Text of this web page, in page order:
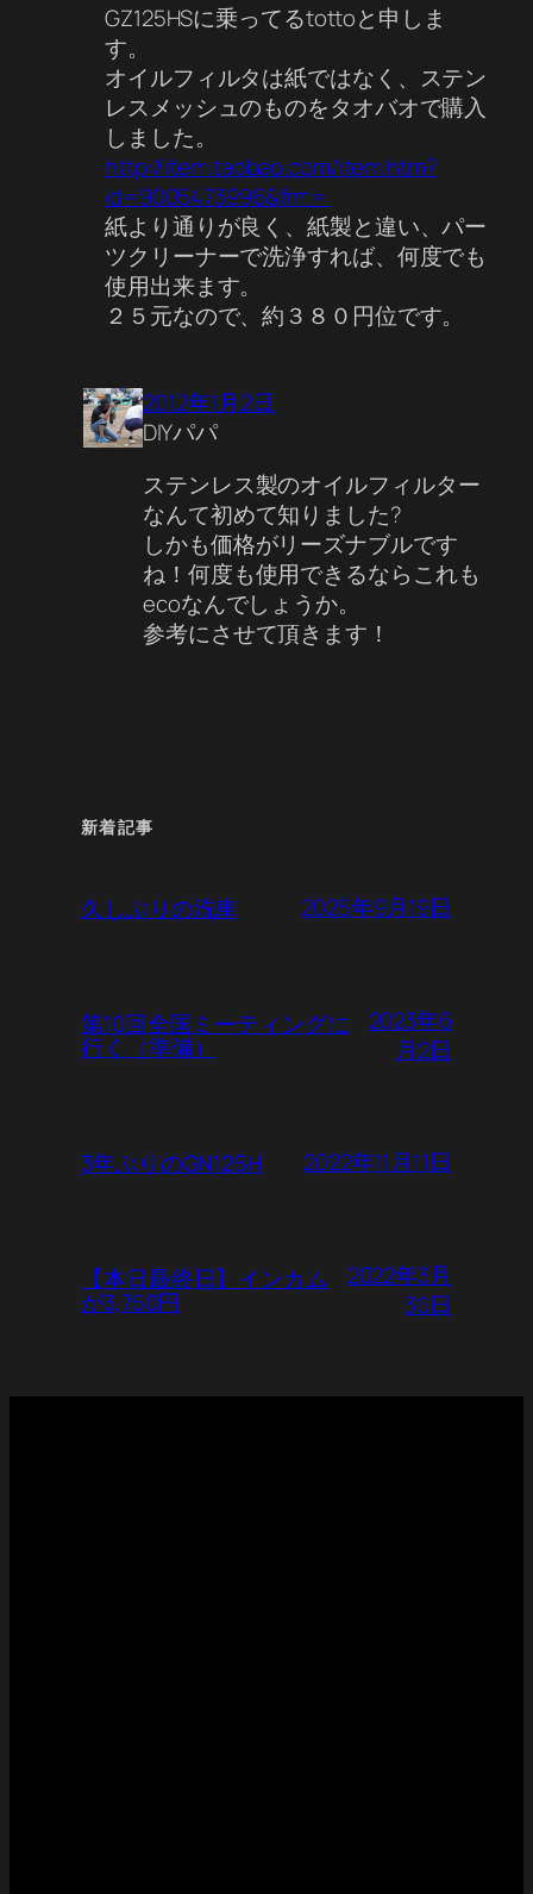
GZ125HSに乗ってるtottoと申しま
す。
オイルフィルタは紙ではなく、ステン
レスメッシュのものをタオバオで購入
しました。
http://item.taobao.com/item.htm?
id=9005473996&frm=
紙より通りが良く、紙製と違い、パー
ツクリーナーで洗浄すれば、何度でも
使用出来ます。
２５元なので、約３８０円位です。
2012年1月2日
DIYパパ
ステンレス製のオイルフィルター
なんて初めて知りました?
しかも価格がリーズナブルです
ね！何度も使用できるならこれも
ecoなんでしょうか。
参考にさせて頂きます！
新着記事
久しぶりの洗車 2025年9月19日
第10回全国ミーティングに
行く（準備）
2023年6
月2日
3年ぶりのGN125H 2022年11月11日
【本日最終日】インカム
が3,750円
2022年3月
30日